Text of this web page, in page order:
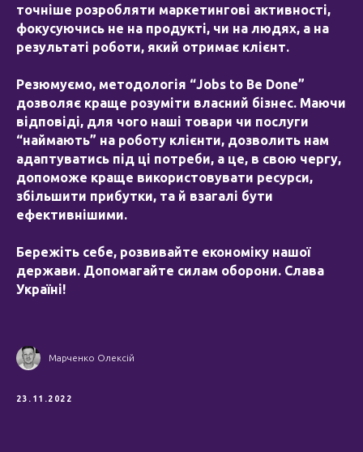
точніше розробляти маркетингові активності,
фокусуючись не на продукті, чи на людях, а на
результаті роботи, який отримає клієнт.
Резюмуємо, методологія “Jobs to Be Done”
дозволяє краще розуміти власний бізнес. Маючи
відповіді, для чого наші товари чи послуги
“наймають” на роботу клієнти, дозволить нам
адаптуватись під ці потреби, а це, в свою чергу,
допоможе краще використовувати ресурси,
збільшити прибутки, та й взагалі бути
ефективнішими.
Бережіть себе, розвивайте економіку нашої
держави. Допомагайте силам оборони. Слава
Україні!
Марченко Олексій
23.11.2022